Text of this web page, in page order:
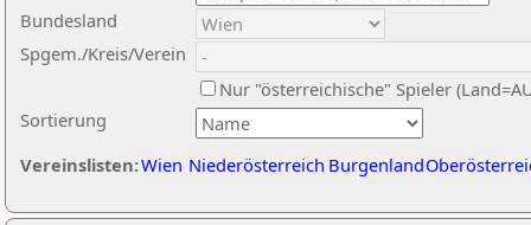
Sortierung
Bundesland
Spgem./Kreis/Verein
Nur "österreichische" Spieler
Vereinslisten:Wien Niederösterreich Burgenland